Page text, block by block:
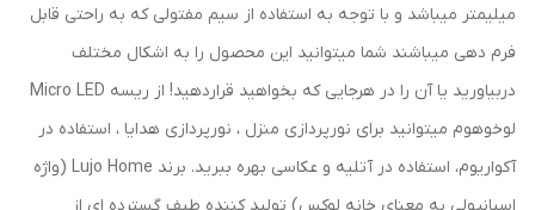
میلیمتر میباشد و با توجه به استفاده از سیم مفتولی که به راحتی قابل
فرم دهی میباشند شما میتوانید این محصول را به اشکال مختلف
دربیاورید یا آن را در هرجایی که بخواهید قراردهید! از ریسه Micro LED
لوخوهوم میتوانید برای نورپردازی منزل ، نورپردازی هدایا ، استفاده در
آکواریوم، استفاده در آتلیه و عکاسی بهره ببرید. برند Lujo Home (واژه